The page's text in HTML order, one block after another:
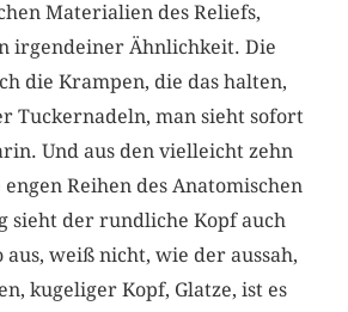
Materialien des Reliefs,
irgendeiner Ähnlichkeit. Die
die Krampen, die das halten,
Tuckernadeln, man sieht sofort
Und aus den vielleicht zehn
Reihen des Anatomischen
sieht der rundliche Kopf auch
aus, weiß nicht, wie der aussah,
kugeliger Kopf, Glatze, ist es